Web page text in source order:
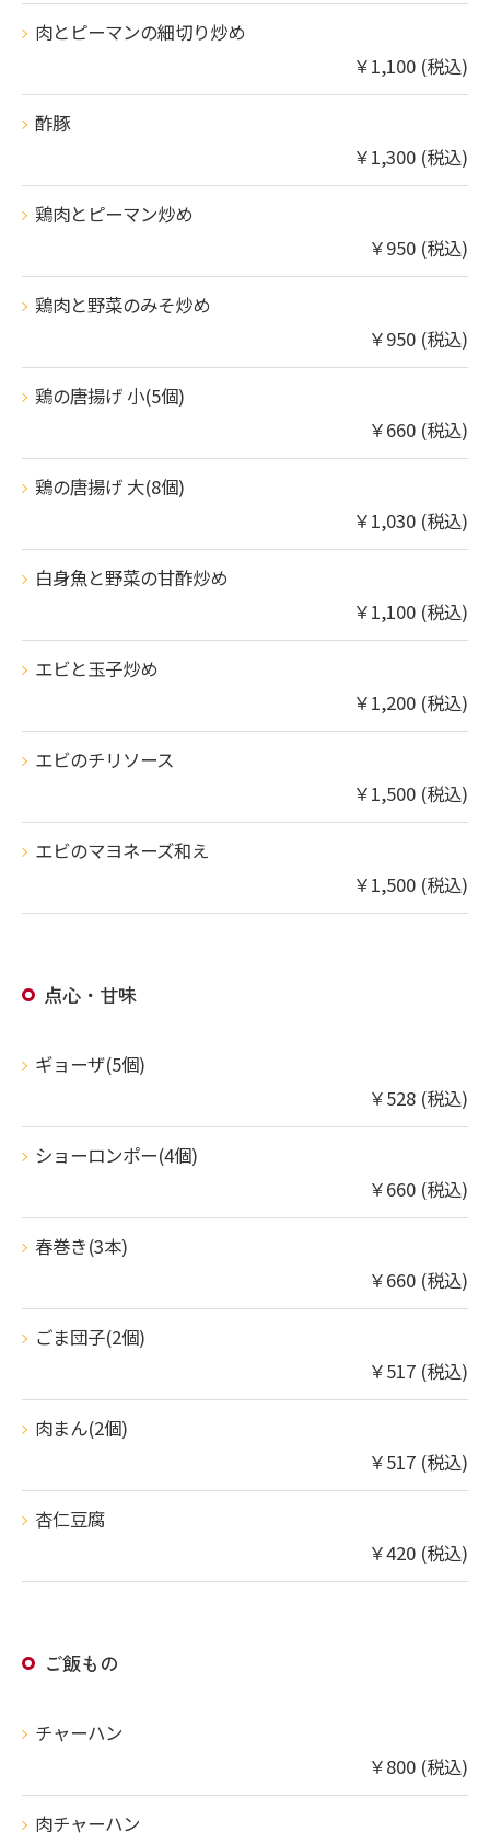
肉とピーマンの細切り炒め
￥1,100 (税込)
酢豚
￥1,300 (税込)
鶏肉とピーマン炒め
￥950 (税込)
鶏肉と野菜のみそ炒め
￥950 (税込)
鶏の唐揚げ 小(5個)
￥660 (税込)
鶏の唐揚げ 大(8個)
￥1,030 (税込)
白身魚と野菜の甘酢炒め
￥1,100 (税込)
エビと玉子炒め
￥1,200 (税込)
エビのチリソース
￥1,500 (税込)
エビのマヨネーズ和え
￥1,500 (税込)
点心・甘味
ギョーザ(5個)
￥528 (税込)
ショーロンポー(4個)
￥660 (税込)
春巻き(3本)
￥660 (税込)
ごま団子(2個)
￥517 (税込)
肉まん(2個)
￥517 (税込)
杏仁豆腐
￥420 (税込)
ご飯もの
チャーハン
￥800 (税込)
肉チャーハン